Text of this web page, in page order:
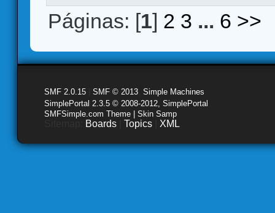
Páginas: [1] 2 3 ... 6 >>
SMF 2.0.15 SMF © 2013 Simple Machines
SimplePortal 2.3.5 © 2008-2012, SimplePortal
SMFSimple.com Theme | Skin Samp
Boards Topics XML